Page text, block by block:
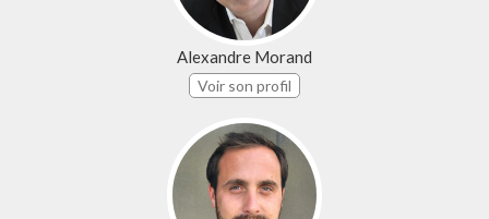
Alexandre Morand
Voir son profil